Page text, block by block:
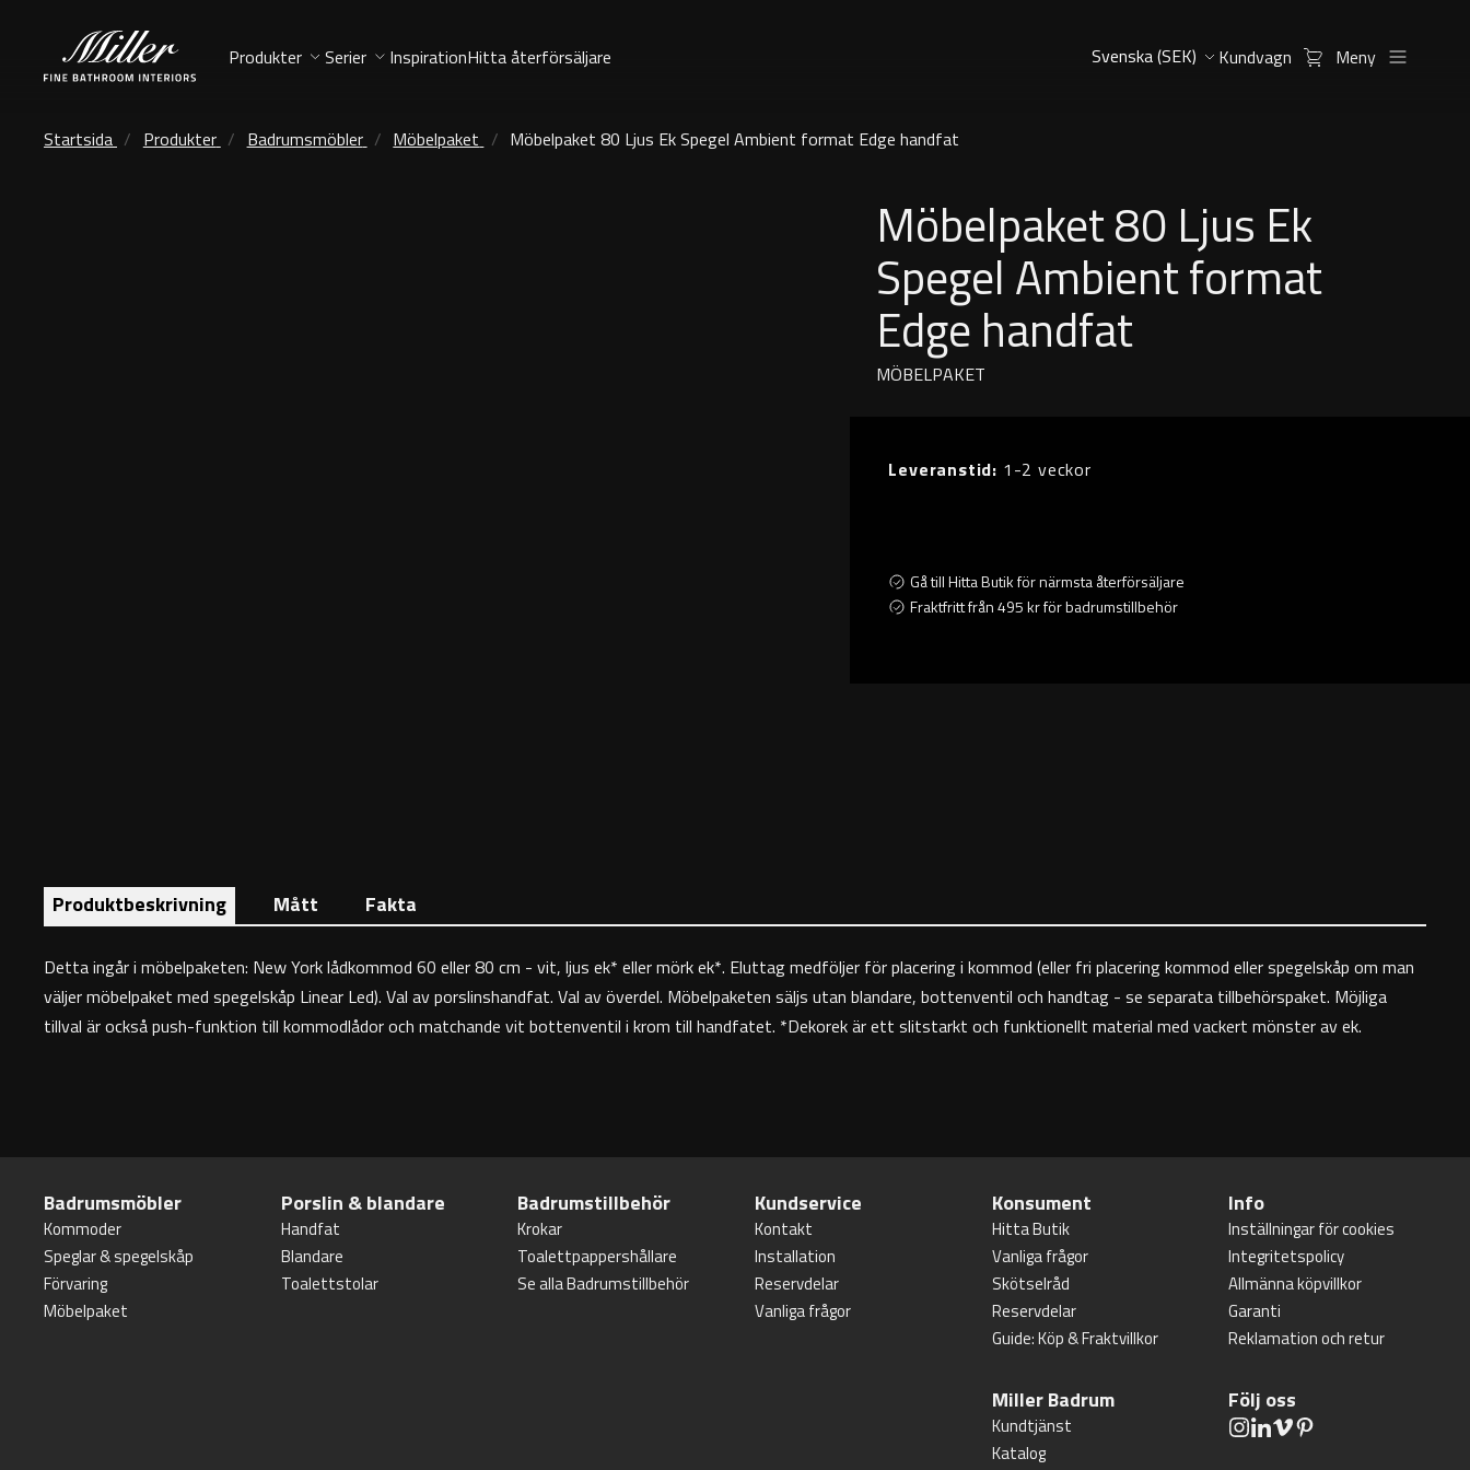
Produkter Serier InspirationHitta återförsäljare Kundvagn Meny
Startsida Produkter Badrumsmöbler Möbelpaket Möbelpaket 80 Ljus Ek Spegel Ambient format Edge handfat
Möbelpaket 80 Ljus Ek
Spegel Ambient format
Edge handfat
MÖBELPAKET
Leveranstid: 1-2 veckor
Gå till Hitta Butik för närmsta återförsäljare
Fraktfritt från 495 kr för badrumstillbehör
Produktbeskrivning Mått Fakta
Detta ingår i möbelpaketen: New York lådkommod 60 eller 80 cm - vit, ljus ek* eller mörk ek*. Eluttag medföljer för placering i kommod (eller fri placering kommod eller spegelskåp om man
väljer möbelpaket med spegelskåp Linear Led). Val av porslinshandfat. Val av överdel. Möbelpaketen säljs utan blandare, bottenventil och handtag - se separata tillbehörspaket. Möjliga
tillval är också push-funktion till kommodlådor och matchande vit bottenventil i krom till handfatet. *Dekorek är ett slitstarkt och funktionellt material med vackert mönster av ek.
Badrumsmöbler
Kommoder
Speglar & spegelskåp
Förvaring
Möbelpaket
Porslin & blandare
Handfat
Blandare
Toalettstolar
Badrumstillbehör
Krokar
Toalettpappershållare
Se alla Badrumstillbehör
Kundservice
Kontakt
Installation
Reservdelar
Vanliga frågor
Konsument
Hitta Butik
Vanliga frågor
Skötselråd
Reservdelar
Guide: Köp & Fraktvillkor
Info
Inställningar för cookies
Integritetspolicy
Allmänna köpvillkor
Garanti
Reklamation och retur
Miller Badrum
Kundtjänst
Katalog
Följ oss